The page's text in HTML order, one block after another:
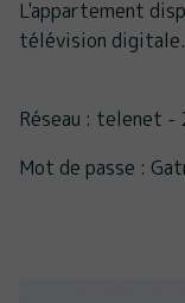
L'appartement
télévision digitale.
Réseau : telenet -
Mot de passe :